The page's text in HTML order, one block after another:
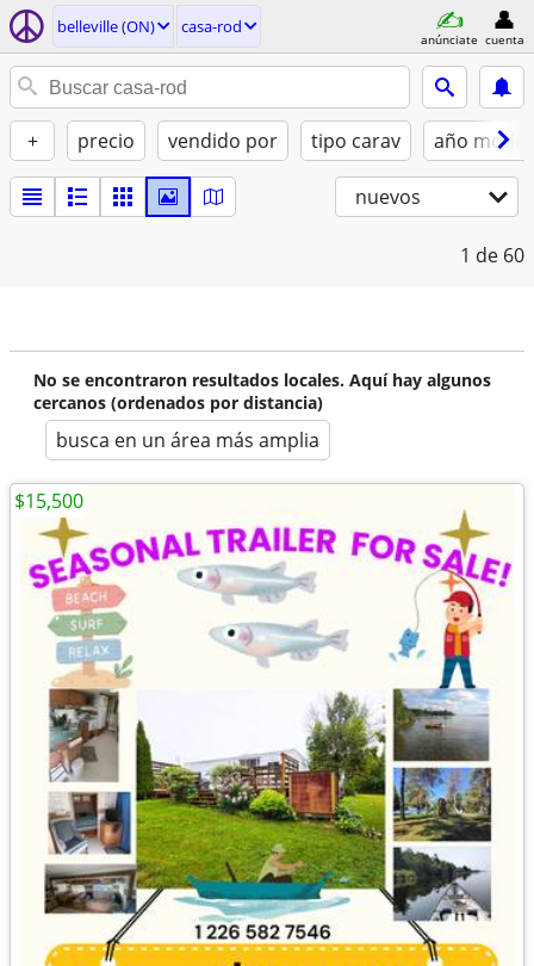
belleville (ON) casa-rod
anúnciate cuenta
+ precio vendido por tipo carav año
nuevos
1 de 60
No se encontraron resultados locales. Aquí hay algunos
cercanos (ordenados por distancia)
busca en un área más amplia
$15,500